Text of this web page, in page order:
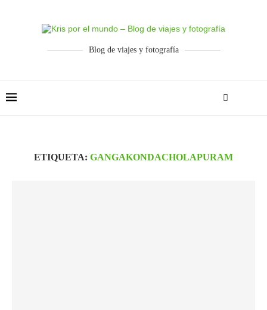
Blog de viajes y fotografía
ETIQUETA: GANGAKONDACHOLAPURAM